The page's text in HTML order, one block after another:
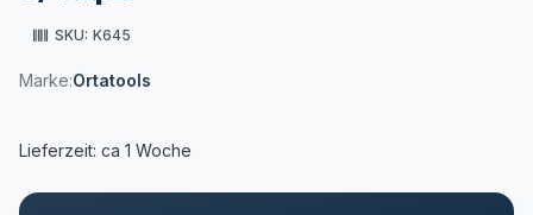
SKU: K645
Marke:Ortatools